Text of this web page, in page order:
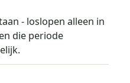
- loslopen alleen in
die periode